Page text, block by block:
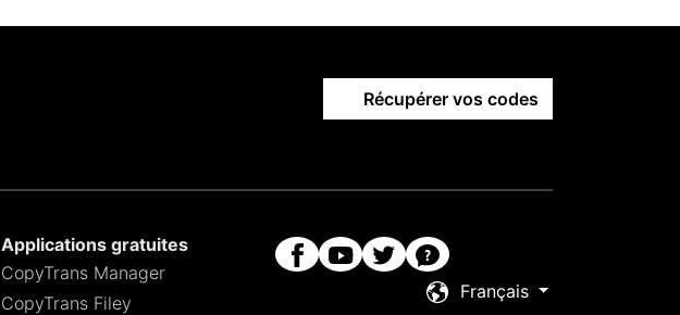
Récupérer vos codes
Applications gratuites
CopyTrans Manager
CopyTrans Filey
Français